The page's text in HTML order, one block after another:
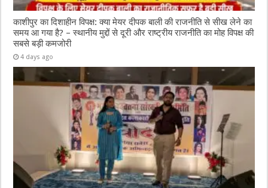
काशीपुर का दिशाहीन विपक्ष: क्या मेयर दीपक बाली की राजनीति से सीख लेने का
समय आ गया है? – स्थानीय मुद्दों से दूरी और राष्ट्रीय राजनीति का मोह विपक्ष की
सबसे बड़ी कमजोरी
4 days ago